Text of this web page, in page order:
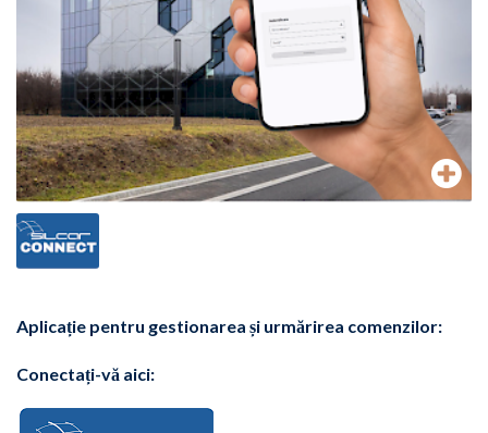
Aplicație pentru gestionarea și urmărirea comenzilor:
Conectați-vă aici: